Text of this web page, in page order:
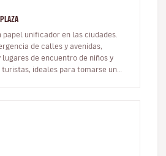
papel unificador en las ciudades.
de calles y avenidas,
de encuentro de niños y
turistas, ideales para tomarse un